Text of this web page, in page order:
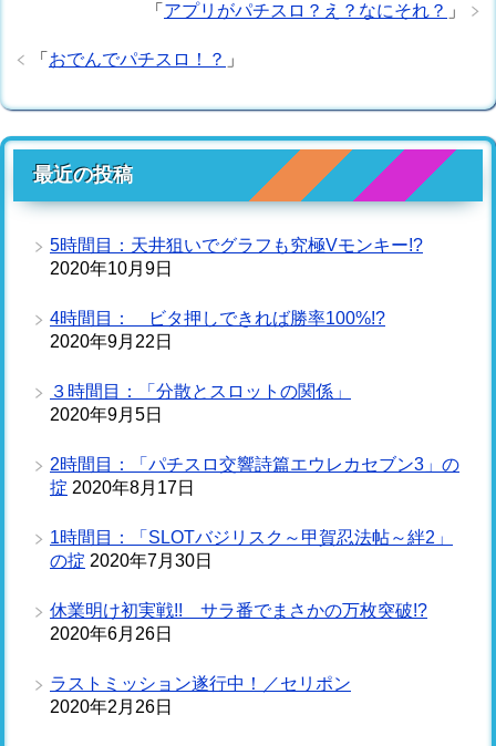
「 アプリがパチスロ？え？なにそれ？ 」
「 おでんでパチスロ！？ 」
最近の投稿
5時間目：天井狙いでグラフも究極Vモンキー!?
2020年10月9日
4時間目： ビタ押しできれば勝率100%!?
2020年9月22日
３時間目：「分散とスロットの関係」
2020年9月5日
2時間目：「パチスロ交響詩篇エウレカセブン3」の
掟 2020年8月17日
1時間目：「SLOTバジリスク～甲賀忍法帖～絆2」
の掟 2020年7月30日
休業明け初実戦!! サラ番でまさかの万枚突破!?
2020年6月26日
ラストミッション遂行中！／セリポン
2020年2月26日